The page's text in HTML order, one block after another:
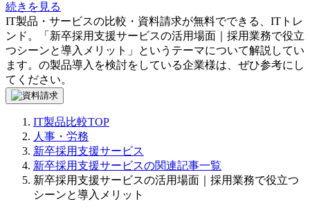
続きを見る
IT製品・サービスの比較・資料請求が無料でできる、ITトレ
ンド。「 新卒採用支援サービスの活用場面｜採用業務で役立
つシーンと導入メリット 」というテーマについて解説してい
ます。 の製品導入を検討をしている企業様は、ぜひ参考にし
てください。
IT製品比較TOP
人事・労務
新卒採用支援サービス
新卒採用支援サービスの関連記事一覧
新卒採用支援サービスの活用場面｜採用業務で役立つ
シーンと導入メリット